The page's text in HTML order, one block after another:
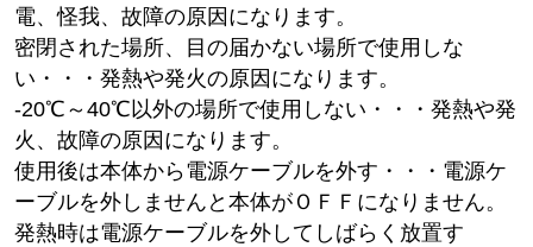
電、怪我、故障の原因になります。
密閉された場所、目の届かない場所で使用しな
い・・・発熱や発火の原因になります。
-20℃～40℃以外の場所で使用しない・・・発熱や発
火、故障の原因になります。
使用後は本体から電源ケーブルを外す・・・電源ケ
ーブルを外しませんと本体がＯＦＦになりません。
発熱時は電源ケーブルを外してしばらく放置す